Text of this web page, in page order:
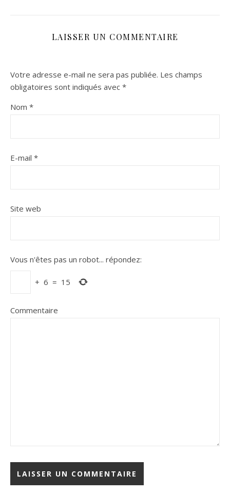
LAISSER UN COMMENTAIRE
Votre adresse e-mail ne sera pas publiée. Les champs
obligatoires sont indiqués avec *
Nom *
E-mail *
Site web
Vous n'êtes pas un robot... répondez:
+ 6 = 15
Commentaire